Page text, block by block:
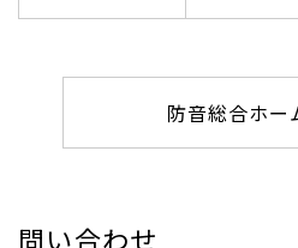
防音総合ホー
問い合わせ